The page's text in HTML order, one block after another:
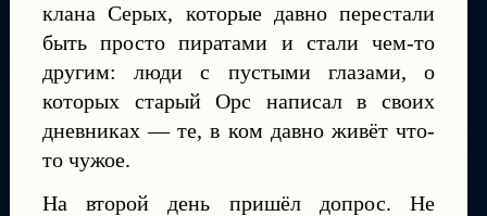
клана Серых, которые давно перестали
быть просто пиратами и стали чем-то
другим: люди с пустыми глазами, о
которых старый Орс написал в своих
дневниках — те, в ком давно живёт что-
то чужое.
На второй день пришёл допрос. Не